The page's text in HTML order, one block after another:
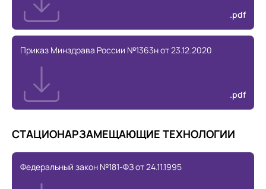
.pdf
Приказ Минздрава России №1363н от 23.12.2020
.pdf
СТАЦИОНАРЗАМЕЩАЮЩИЕ ТЕХНОЛОГИИ
Федеральный закон №181-ФЗ от 24.11.1995